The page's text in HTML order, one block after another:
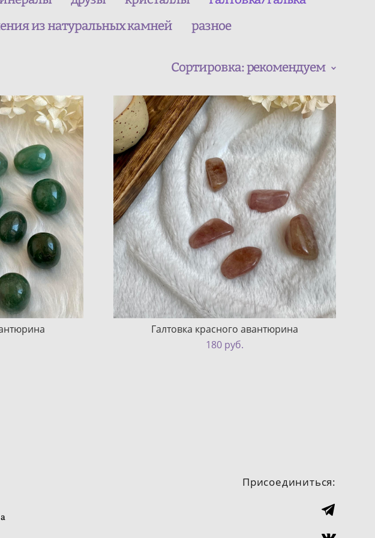
из натуральных камней разное
Сортировка:рекомендуем
Галтовка красного авантюрина
180 pуб.
Присоединиться: